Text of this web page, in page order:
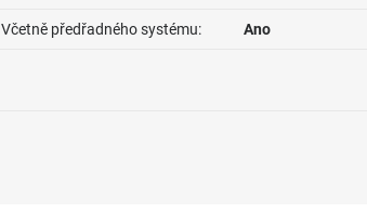
Včetně předřadného systému: Ano